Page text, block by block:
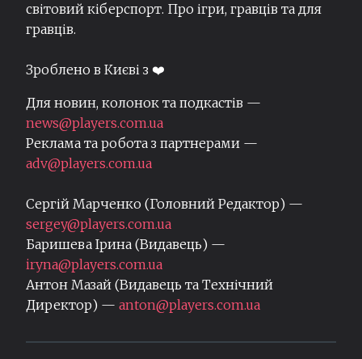
світовий кіберспорт. Про ігри, гравців та для
гравців.
Зроблено в Києві з ❤️
Для новин, колонок та подкастів —
news@players.com.ua
Реклама та робота з партнерами —
adv@players.com.ua
Сергій Марченко (Головний Редактор) —
sergey@players.com.ua
Баришева Ірина (Видавець) —
iryna@players.com.ua
Антон Мазай (Видавець та Технічний
Директор) — anton@players.com.ua